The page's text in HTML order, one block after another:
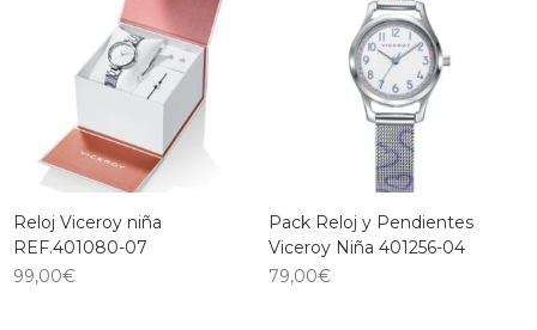
Reloj Viceroy niña
REF.401080-07
99,00€
Pack Reloj y Pendientes
Viceroy Niña 401256-04
79,00€